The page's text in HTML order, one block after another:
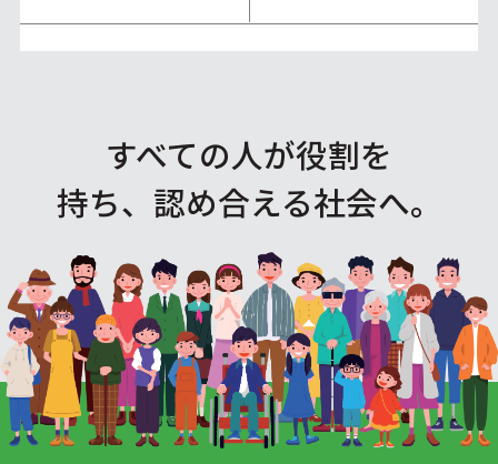
すべての人が役割を
持ち、認め合える社会へ。